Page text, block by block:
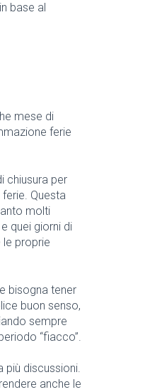
base al
mese di
ferie
chiusura per
Questa
molti
quei giorni di
le proprie
bisogna tener
buon senso,
sempre
“fiacco”.
più discussioni.
anche le